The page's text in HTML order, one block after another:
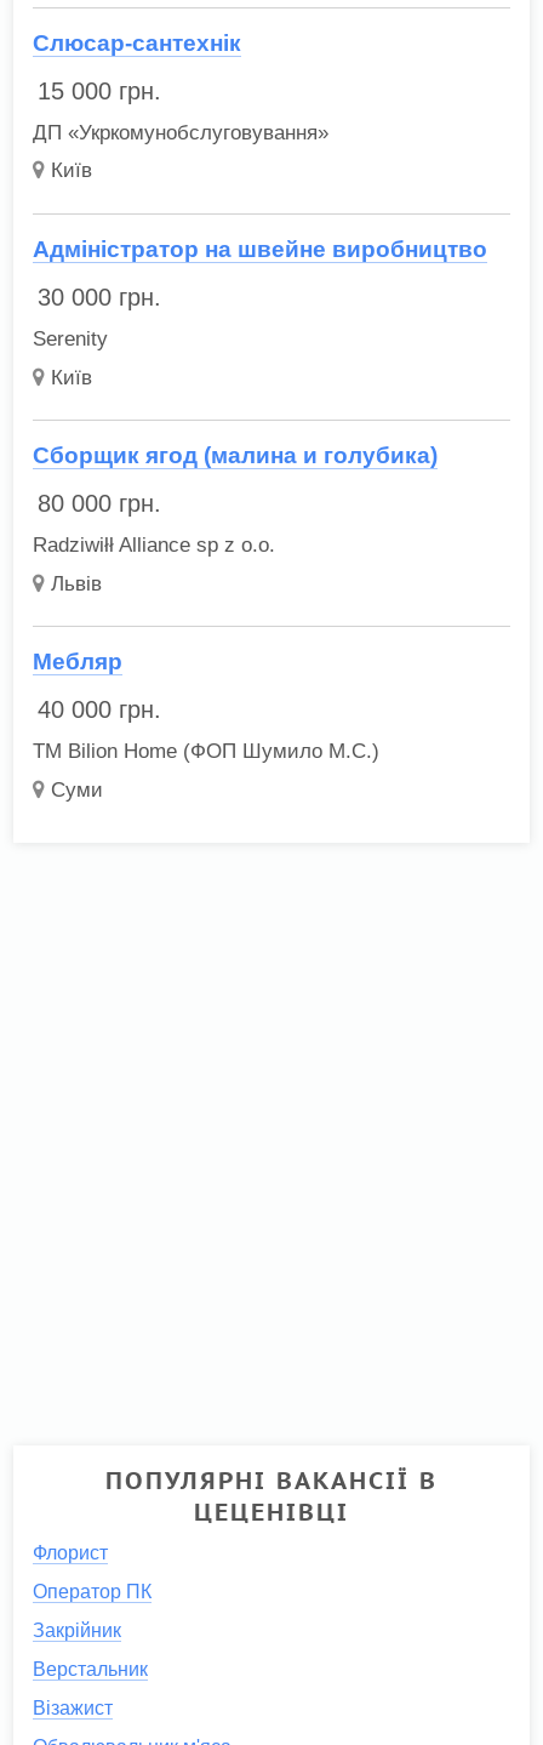
Слюсар-сантехнік
15 000 грн.
ДП «Укркомунобслуговування»
Київ
Адміністратор на швейне виробництво
30 000 грн.
Serenity
Київ
Сборщик ягод (малина и голубика)
80 000 грн.
Radziwiłł Alliance sp z o.o.
Львів
Мебляр
40 000 грн.
ТМ Bilion Home (ФОП Шумило М.С.)
Суми
ПОПУЛЯРНІ ВАКАНСІЇ В
ЦЕЦЕНІВЦІ
Флорист
Оператор ПК
Закрійник
Верстальник
Візажист